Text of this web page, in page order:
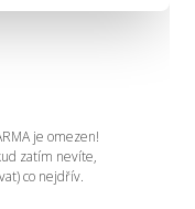
je omezen!
zatím nevíte,
co nejdřív.